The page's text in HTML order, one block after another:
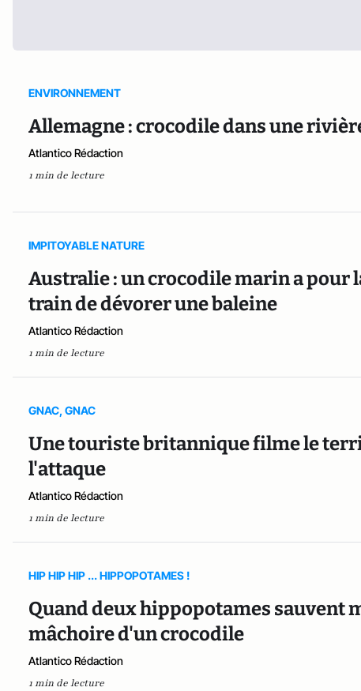
ENVIRONNEMENT
Allemagne : crocodile dans une
Atlantico Rédaction
1 min de lecture
IMPITOYABLE NATURE
Australie : un crocodile marin a pour
train de dévorer une baleine
Atlantico Rédaction
1 min de lecture
GNAC, GNAC
Une touriste britannique filme le
l'attaque
Atlantico Rédaction
1 min de lecture
HIP HIP HIP ... HIPPOPOTAMES !
Quand deux hippopotames sauvent
mâchoire d'un crocodile
Atlantico Rédaction
1 min de lecture